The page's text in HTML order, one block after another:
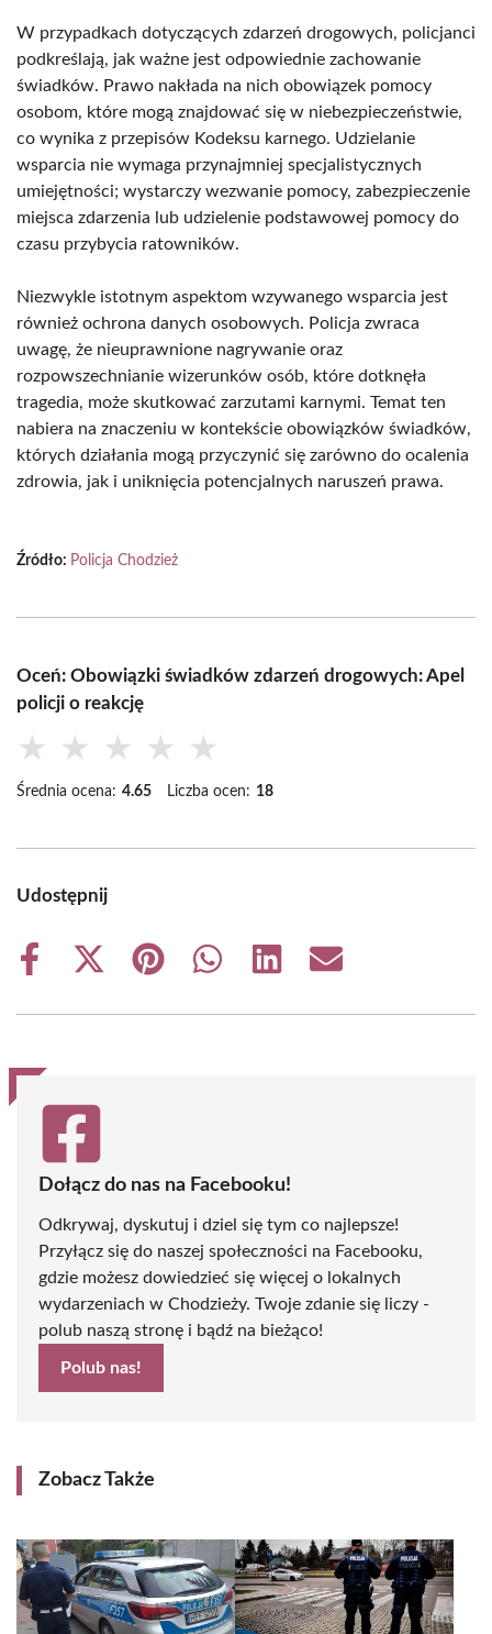
W przypadkach dotyczących zdarzeń drogowych, policjanci
podkreślają, jak ważne jest odpowiednie zachowanie
świadków. Prawo nakłada na nich obowiązek pomocy
osobom, które mogą znajdować się w niebezpieczeństwie,
co wynika z przepisów Kodeksu karnego. Udzielanie
wsparcia nie wymaga przynajmniej specjalistycznych
umiejętności; wystarczy wezwanie pomocy, zabezpieczenie
miejsca zdarzenia lub udzielenie podstawowej pomocy do
czasu przybycia ratowników.
Niezwykle istotnym aspektom wzywanego wsparcia jest
również ochrona danych osobowych. Policja zwraca
uwagę, że nieuprawnione nagrywanie oraz
rozpowszechnianie wizerunków osób, które dotknęła
tragedia, może skutkować zarzutami karnymi. Temat ten
nabiera na znaczeniu w kontekście obowiązków świadków,
których działania mogą przyczynić się zarówno do ocalenia
zdrowia, jak i uniknięcia potencjalnych naruszeń prawa.
Źródło: Policja Chodzież
Oceń: Obowiązki świadków zdarzeń drogowych: Apel
policji o reakcję
★ ★ ★ ★ ★
Średnia ocena: 4.65 Liczba ocen: 18
Udostępnij
Share
Share
(Twitter)
Share
Share
Share
Share
Dołącz do nas na Facebooku!
Odkrywaj, dyskutuj i dziel się tym co najlepsze!
Przyłącz się do naszej społeczności na Facebooku,
gdzie możesz dowiedzieć się więcej o lokalnych
wydarzeniach w Chodzieży. Twoje zdanie się liczy -
polub naszą stronę i bądź na bieżąco!
Polub nas!
Zobacz Także